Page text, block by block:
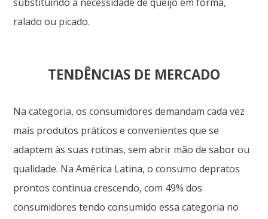
ralado ou picado.
TENDÊNCIAS DE MERCADO
Na categoria, os consumidores demandam cada vez
mais produtos práticos e convenientes que se
adaptem às suas rotinas, sem abrir mão de sabor ou
qualidade. Na América Latina, o consumo depratos
prontos continua crescendo, com 49% dos
consumidores tendo consumido essa categoria no